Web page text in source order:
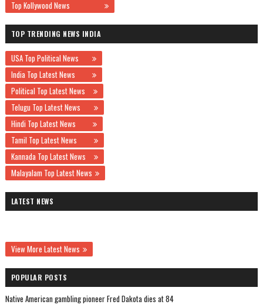
Top Kollywood News
TOP TRENDING NEWS INDIA
USA Top Political News
India Top Latest News
Political Top Latest News
Telugu Top Latest News
Hindi Top Latest News
Tamil Top Latest News
Kannada Top Latest News
Malayalam Top Latest News
LATEST NEWS
View More Latest News
POPULAR POSTS
Native American gambling pioneer Fred Dakota dies at 84